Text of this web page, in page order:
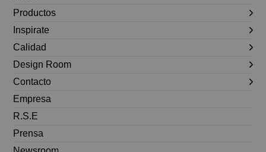
Productos
Inspirate
Calidad
Design Room
Contacto
Empresa
R.S.E
Prensa